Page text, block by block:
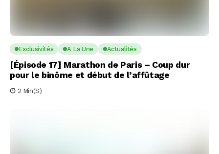
Exclusivités A La Une Actualités
[Épisode 17] Marathon de Paris – Coup dur
pour le binôme et début de l’affûtage
2 Min(s)